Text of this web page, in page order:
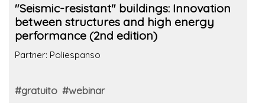
"Seismic-resistant" buildings: Innovation
between structures and high energy
performance (2nd edition)
Partner: Poliespanso
#gratuito #webinar